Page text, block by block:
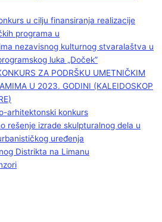
u cilju finansiranja realizacije
programa u
nezavisnog kulturnog stvaralaštva u
luka „Doček”
ZA PODRŠKU UMETNIČKIM
U 2023. GODINI (KALEIDOSKOP
arhitektonski konkurs
rešenje izrade skulpturalnog dela u
uređenja
Distrikta na Limanu